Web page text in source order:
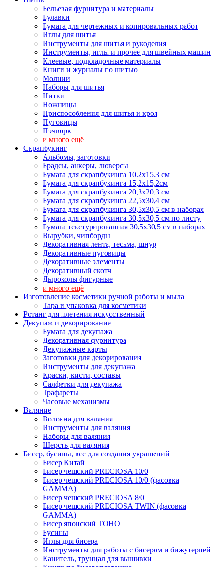
Бельевая фурнитура и материалы
Булавки
Бумага для чертежных и копировальных работ
Иглы для шитья
Инструменты для шитья и рукоделия
Инструменты, иглы и прочее для швейных машин
Клеевые, подкладочные материалы
Книги и журналы по шитью
Молнии
Наборы для шитья
Нитки
Ножницы
Приспособления для шитья и кроя
Пуговицы
Пэчворк
и много ещё
Скрапбукинг
Альбомы, заготовки
Брадсы, анкеры, люверсы
Бумага для скрапбукинга 10.2х15.3 см
Бумага для скрапбукинга 15,2х15,2см
Бумага для скрапбукинга 20,3х20,3 см
Бумага для скрапбукинга 22,5х30,4 см
Бумага для скрапбукинга 30,5х30,5 см в наборах
Бумага для скрапбукинга 30,5х30,5 см по листу
Бумага текстурированная 30,5х30,5 см в наборах
Вырубки, чипборды
Декоративная лента, тесьма, шнур
Декоративные пуговицы
Декоративные элементы
Декоративный скотч
Дыроколы фигурные
и много ещё
Изготовление косметики ручной работы и мыла
Тара и упаковка для косметики
Ротанг для плетения искусственный
Декупаж и декорирование
Бумага для декупажа
Декоративная фурнитура
Декупажные карты
Заготовки для декорирования
Инструменты для декупажа
Краски, кисти, составы
Салфетки для декупажа
Трафареты
Часовые механизмы
Валяние
Волокна для валяния
Инструменты для валяния
Наборы для валяния
Шерсть для валяния
Бисер, бусины, все для создания украшений
Бисер Китай
Бисер чешский PRECIOSA 10/0
Бисер чешский PRECIOSA 10/0 (фасовка
GAMMA)
Бисер чешский PRECIOSA 8/0
Бисер чешский PRECIOSA TWIN (фасовка
GAMMA)
Бисер японский TOHO
Бусины
Иглы для бисера
Инструменты для работы с бисером и бижутерией
Канитель, трунцал для вышивки